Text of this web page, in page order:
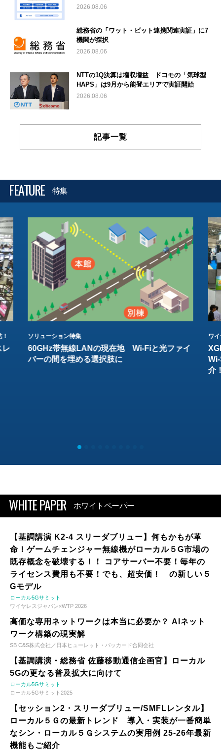
2026.08.06
総務省の「ワット・ビット連携関連実証」に7
機関が採択
2026.08.06
NTTの1Q決算は増収増益 ドコモの「気球型
HAPS」は9月から能登エリアで実証開始
2026.08.06
記事一覧
FEATURE 特集
レ
ソリューション特集
60GHz帯無線LANの現在地 Wi-Fiと光ファイ
バーの間を埋める選択肢に
ワ
介
WHITE PAPER ホワイトペーパー
【基調講演 K2-4 スリーダブリュー】何もかもが革
命！ゲームチェンジャー無線機がローカル５G市場の
既存概念を破壊する！！ コアサーバー不要！毎年の
ライセンス費用も不要！でも、超安価！ の新しい５
Gモデル
ローカル5Gサミット
ワイヤレスジャパン×WTP 2026
高価な専用ネットワークは本当に必要か？ AIネット
ワーク構築の現実解
SB C&S株式会社／日本ヒューレット・パッカード合同会社
【基調講演・総務省 佐藤移動通信企画官】ローカル
5Gの更なる普及拡大に向けて
ローカル5Gサミット
ローカル5Gサミット2025
【セッション2・スリーダブリュー/SMFLレンタル】
ローカル５Ｇの最新トレンド 導入・実装が一番簡単
なシン・ローカル５Ｇシステムの実用例 25-26年最新
機能もご紹介